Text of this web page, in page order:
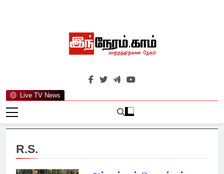
Live TV News
இந்நேரம்.காம்
செய்திகளுக்கு அப்பால்…
R.S.